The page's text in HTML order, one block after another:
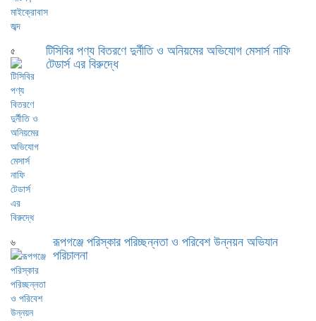
৫ টিসিবির পণ্য বিতরণে দুর্নীতি ও অনিয়মের অভিযোগ মেসার্স নাফি
টেডার্স এর বিরুদ্ধে
৬ রূপগঞ্জে পরিস্কার পরিচ্ছন্নতা ও পরিবেশ উন্নয়ন অভিযান
পরিচালনা